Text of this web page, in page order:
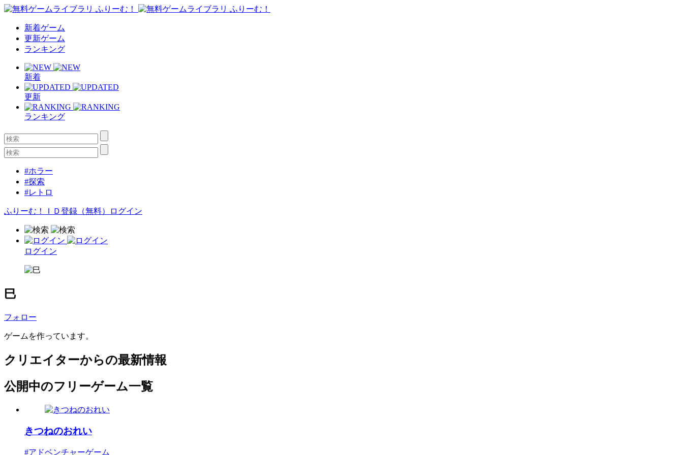
新着ゲーム
更新ゲーム
ランキング
新着
更新
ランキング
#ホラー
#探索
#レトロ
ふりーむ！ＩＤ登録（無料） ログイン
ログイン
巳
フォロー
ゲームを作っています。
クリエイターからの最新情報
公開中のフリーゲーム一覧
きつねのおれい
#アドベンチャーゲーム